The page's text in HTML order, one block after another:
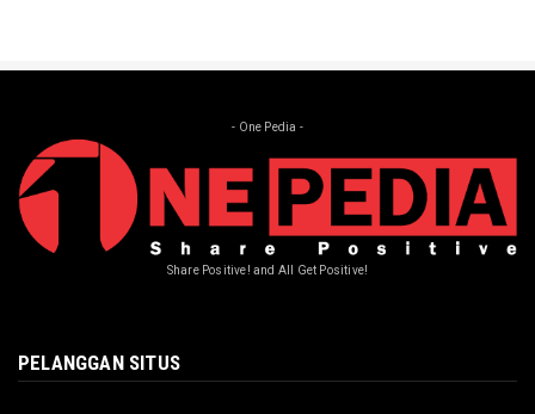
- One Pedia -
Share Positive! and All Get Positive!
PELANGGAN SITUS